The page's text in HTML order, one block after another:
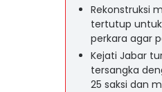
Rekonstruksi
tertutup
perkara agar
Kejati Jabar
tersangka
25 saksi dan